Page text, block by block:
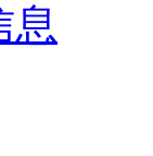
息